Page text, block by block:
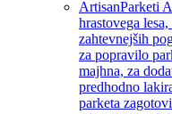
ArtisanParketi
hrastovega
zahtevnejših
za popravilo
majhna, za
predhodno
parketa